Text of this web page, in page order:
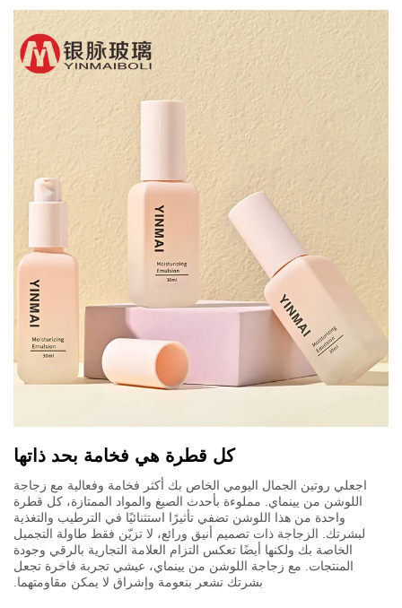
كل قطرة هي فخامة بحد ذاتها
اجعلي روتين الجمال اليومي الخاص بك أكثر فخامة وفعالية مع زجاجة
اللوشن من يينماي. مملوءة بأحدث الصيغ والمواد الممتازة، كل قطرة
واحدة من هذا اللوشن تضفي تأثيرًا استثنائيًا في الترطيب والتغذية
لبشرتك. الزجاجة ذات تصميم أنيق ورائع، لا تزيّن فقط طاولة التجميل
الخاصة بك ولكنها أيضًا تعكس التزام العلامة التجارية بالرقي وجودة
المنتجات. مع زجاجة اللوشن من يينماي، عيشي تجربة فاخرة تجعل
بشرتك تشعر بنعومة وإشراق لا يمكن مقاومتهما.